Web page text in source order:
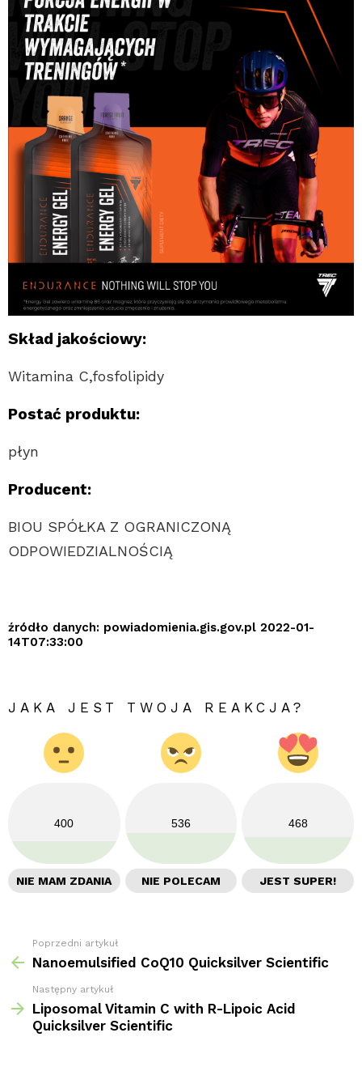
Skład jakościowy:
Witamina C,fosfolipidy
Postać produktu:
płyn
Producent:
BIOU SPÓŁKA Z OGRANICZONĄ
ODPOWIEDZIALNOŚCIĄ
źródło danych: powiadomienia.gis.gov.pl 2022-01-
14T07:33:00
JAKA JEST TWOJA REAKCJA?
400
NIE MAM ZDANIA
536
NIE POLECAM
468
JEST SUPER!
Zobacz
więcej
Poprzedni artykuł
Nanoemulsified CoQ10 Quicksilver Scientific
Następny artykuł
Liposomal Vitamin C with R-Lipoic Acid
Quicksilver Scientific